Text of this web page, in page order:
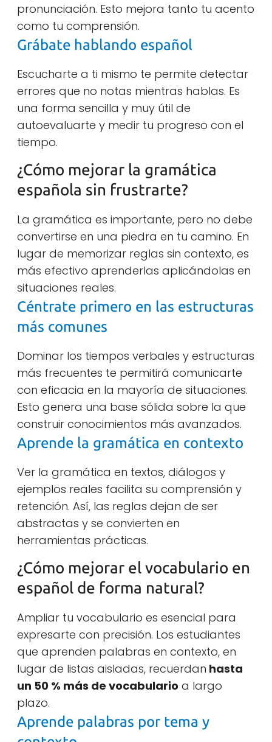
pronunciación. Esto mejora tanto tu acento
como tu comprensión.
Grábate hablando español
Escucharte a ti mismo te permite detectar
errores que no notas mientras hablas. Es
una forma sencilla y muy útil de
autoevaluarte y medir tu progreso con el
tiempo.
¿Cómo mejorar la gramática
española sin frustrarte?
La gramática es importante, pero no debe
convertirse en una piedra en tu camino. En
lugar de memorizar reglas sin contexto, es
más efectivo aprenderlas aplicándolas en
situaciones reales.
Céntrate primero en las estructuras
más comunes
Dominar los tiempos verbales y estructuras
más frecuentes te permitirá comunicarte
con eficacia en la mayoría de situaciones.
Esto genera una base sólida sobre la que
construir conocimientos más avanzados.
Aprende la gramática en contexto
Ver la gramática en textos, diálogos y
ejemplos reales facilita su comprensión y
retención. Así, las reglas dejan de ser
abstractas y se convierten en
herramientas prácticas.
¿Cómo mejorar el vocabulario en
español de forma natural?
Ampliar tu vocabulario es esencial para
expresarte con precisión. Los estudiantes
que aprenden palabras en contexto, en
lugar de listas aisladas, recuerdan hasta
un 50 % más de vocabulario a largo
plazo.
Aprende palabras por tema y